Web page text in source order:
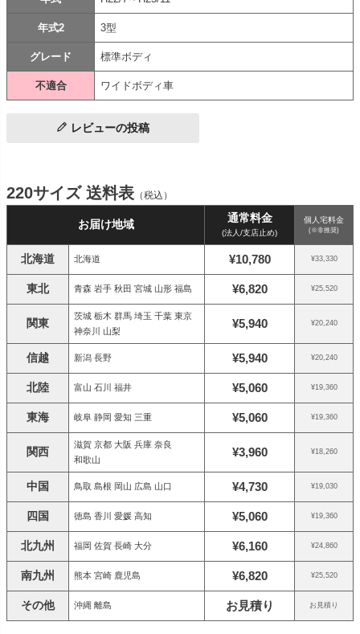
年式2 3型
グレード 標準ボディ
不適合 ワイドボディ車
レビューの投稿
220サイズ 送料表 （税込）
お届け地域 通常料金
(法人/支店止め)
個人宅料金
(※非推奨)
北海道 北海道 ¥10,780 ¥33,330
東北 青森 岩手 秋田 宮城 山形 福島 ¥6,820 ¥25,520
関東
茨城 栃木 群馬 埼玉 千葉 東京
神奈川 山梨
¥5,940 ¥20,240
信越 新潟 長野 ¥5,940 ¥20,240
北陸 富山 石川 福井 ¥5,060 ¥19,360
東海 岐阜 静岡 愛知 三重 ¥5,060 ¥19,360
関西
滋賀 京都 大阪 兵庫 奈良
和歌山
¥3,960 ¥18,260
中国 鳥取 島根 岡山 広島 山口 ¥4,730 ¥19,030
四国 徳島 香川 愛媛 高知 ¥5,060 ¥19,360
北九州 福岡 佐賀 長崎 大分 ¥6,160 ¥24,860
南九州 熊本 宮崎 鹿児島 ¥6,820 ¥25,520
その他 沖縄 離島 お見積り お見積り